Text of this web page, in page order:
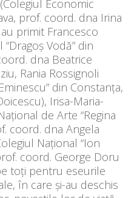
Economic
prof. coord. dna Irina
primit Francesco
Vodă” din
dna Beatrice
Rania Rossignoli
din Constanţa,
Irisa-Maria-
de Arte “Regina
coord. dna Angela
Național “Ion
coord. George Doru
toţi pentru eseurile
în care şi-au deschis